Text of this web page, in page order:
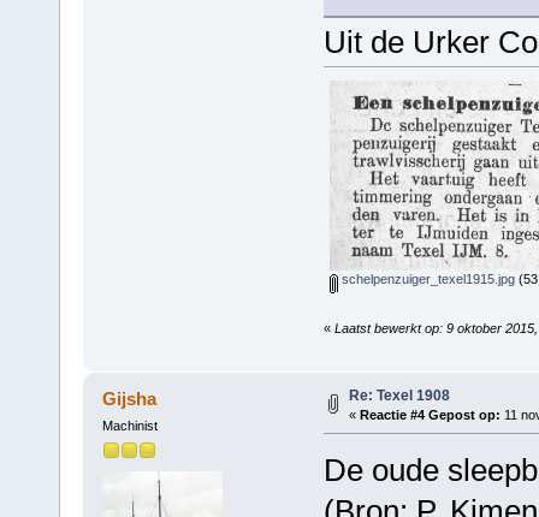
Uit de Urker
schelpenzuiger_texel1915.jpg
« Laatst bewerkt op: 9 oktober
Gijsha
Machinist
Re: Texel 1908
« Reactie #4 Gepost op: 11
De oude